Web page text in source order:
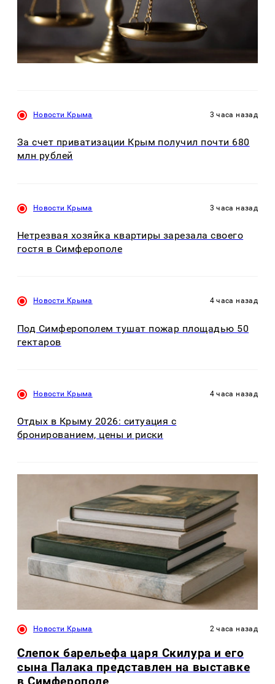
Новости Крыма 3 часа назад
За счет приватизации Крым получил почти 680
млн рублей
Новости Крыма 3 часа назад
Нетрезвая хозяйка квартиры зарезала своего
гостя в Симферополе
Новости Крыма 4 часа назад
Под Симферополем тушат пожар площадью 50
гектаров
Новости Крыма 4 часа назад
Отдых в Крыму 2026: ситуация с
бронированием, цены и риски
Новости Крыма 2 часа назад
Слепок барельефа царя Скилура и его
сына Палака представлен на выставке
в Симферополе